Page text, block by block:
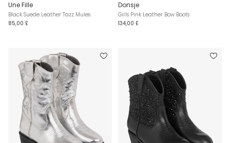
Une Fille
Black Suede Leather Tazz Mules
85,00 £
Donsje
Girls Pink Leather Bow Boots
134,00 £